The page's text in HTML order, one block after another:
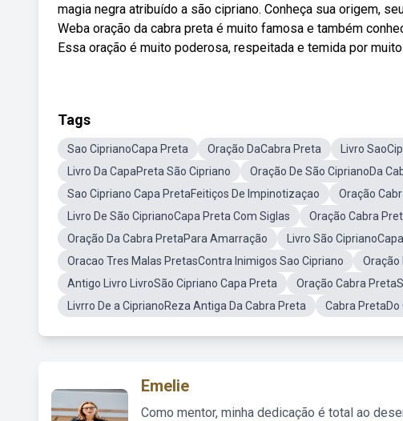
magia negra atribuído a são cipriano. Conheça sua origem,
Weba oração da cabra preta é muito famosa e também
Essa oração é muito poderosa, respeitada e temida por
Tags
Sao CiprianoCapa Preta Oração DaCabra Preta Livro
Livro Da CapaPreta São Cipriano
Oração De São CiprianoDa
Sao Cipriano Capa PretaFeitiços De Impinotizaçao
Oração
Livro De São CiprianoCapa Preta Com Siglas
Oração Cabra
Oração Da Cabra PretaPara Amarração
Livro São
Oracao Tres Malas PretasContra Inimigos Sao Cipriano
Oração
Antigo Livro LivroSão Cipriano Capa Preta
Oração Cabra
Livrro De a CiprianoReza Antiga Da Cabra Preta
Cabra PretaDo
Emelie
Como mentor, minha dedicação é total ao